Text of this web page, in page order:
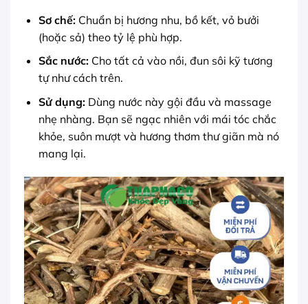
Sơ chế:Chuẩn bị hương nhu, bồ kết, vỏ bưởi
(hoặc sả) theo tỷ lệ phù hợp.
Sắc nước:Cho tất cả vào nồi, đun sôi kỹ tương
tự như cách trên.
Sử dụng:Dùng nước này gội đầu và massage
nhẹ nhàng. Bạn sẽ ngạc nhiên với mái tóc chắc
khỏe, suôn mượt và hương thơm thư giãn mà nó
mang lại.